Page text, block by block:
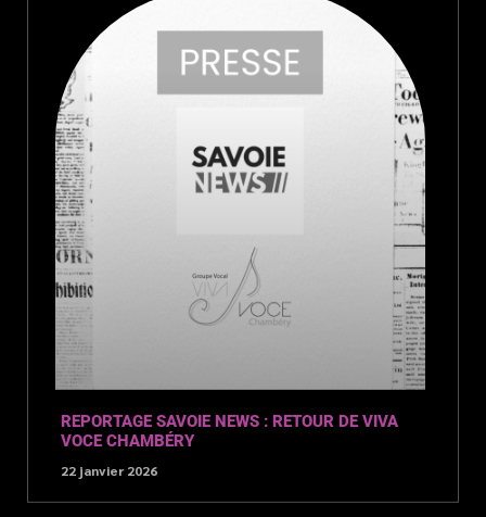
REPORTAGE SAVOIE NEWS : RETOUR DE VIVA
VOCE CHAMBÉRY
22 janvier 2026